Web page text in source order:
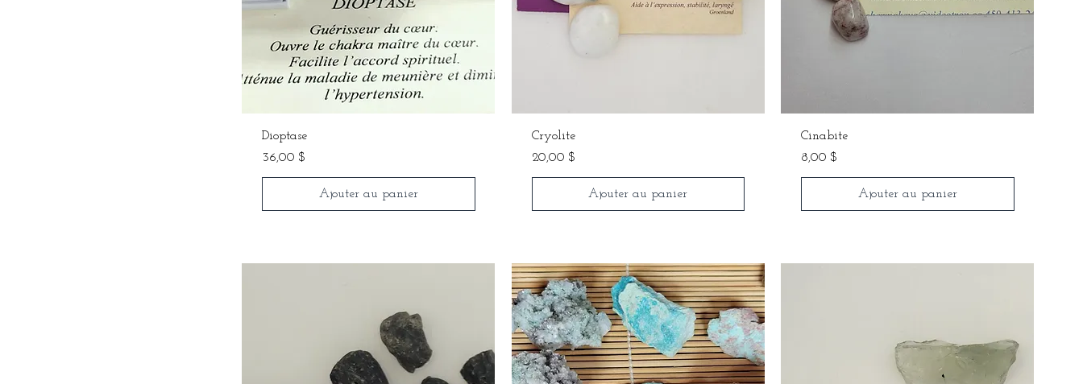
Dioptase
Prix
36,00 $
Ajouter au panier
Cryolite
Prix
20,00 $
Ajouter au panier
Cinabite
Prix
8,00 $
Ajouter au panier